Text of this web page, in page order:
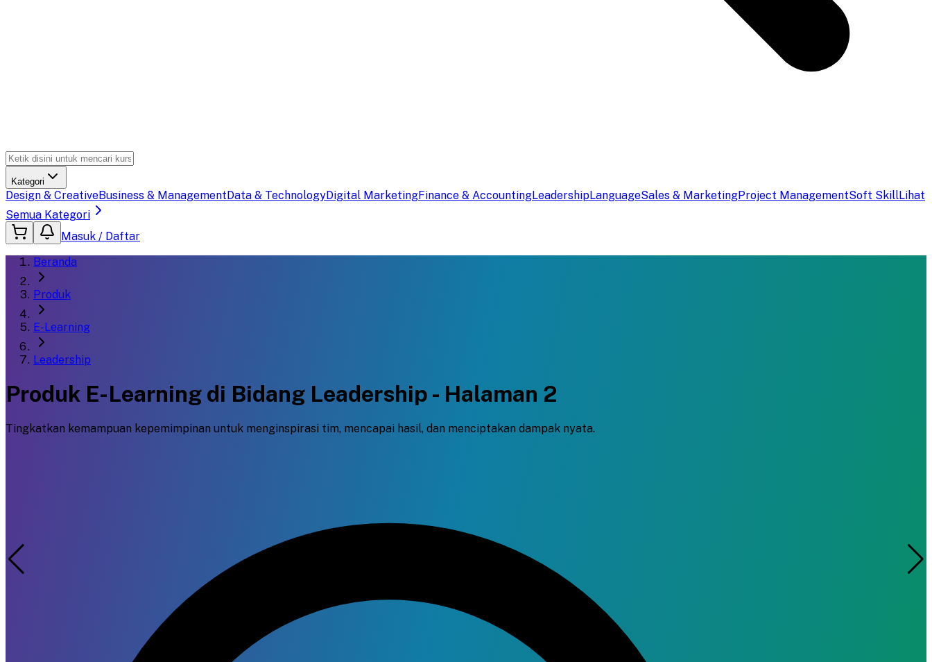
Kategori
Design & CreativeBusiness & ManagementData & TechnologyDigital MarketingFinance & AccountingLeadershipLanguageSales & MarketingProject ManagementSoft SkillLihat
Semua Kategori
Masuk / Daftar
Beranda
Produk
E-Learning
Leadership
Produk E-Learning di Bidang Leadership - Halaman 2
Tingkatkan kemampuan kepemimpinan untuk menginspirasi tim, mencapai hasil, dan menciptakan dampak nyata.